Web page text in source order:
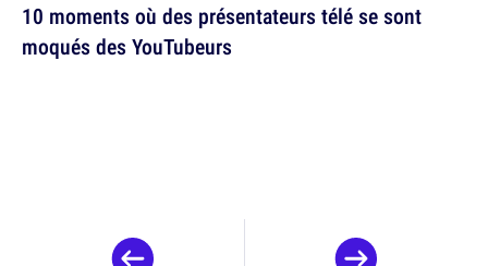
10 moments où des présentateurs télé se sont
moqués des YouTubeurs